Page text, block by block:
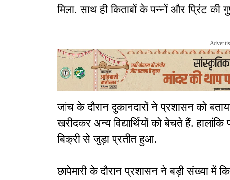
मिला. साथ ही किताबों के पन्नों और प्रिंट की
जांच के दौरान दुकानदारों ने प्रशासन को
खरीदकर अन्य विद्यार्थियों को बेचते हैं.
बिक्री से जुड़ा प्रतीत हुआ.
छापेमारी के दौरान प्रशासन ने बड़ी संख्या में